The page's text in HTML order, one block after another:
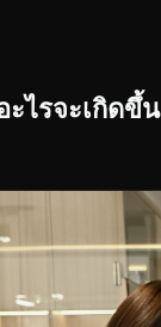
ะไรจะเกิด